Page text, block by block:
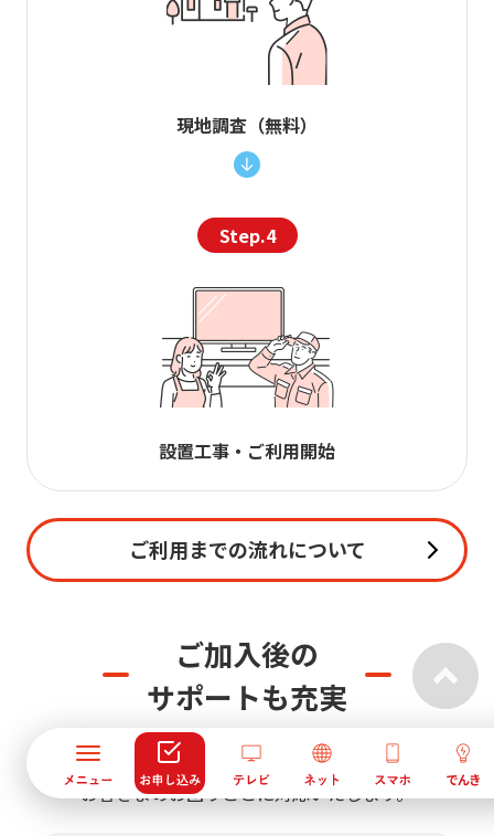
現地調査（無料）
Step.4
設置工事・ご利用開始
ご利用までの流れについて
ご加入後の
サポートも充実
J:COMでは、幅広い窓口で、
お客さまのお困りごとに対応いたします。